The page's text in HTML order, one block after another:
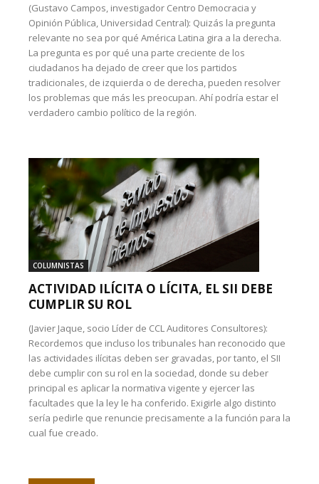
(Gustavo Campos, investigador Centro Democracia y
Opinión Pública, Universidad Central): Quizás la pregunta
relevante no sea por qué América Latina gira a la derecha.
La pregunta es por qué una parte creciente de los
ciudadanos ha dejado de creer que los partidos
tradicionales, de izquierda o de derecha, pueden resolver
los problemas que más les preocupan. Ahí podría estar el
verdadero cambio político de la región.
COLUMNISTAS
ACTIVIDAD ILÍCITA O LÍCITA, EL SII DEBE
CUMPLIR SU ROL
(Javier Jaque, socio Líder de CCL Auditores Consultores):
Recordemos que incluso los tribunales han reconocido que
las actividades ilícitas deben ser gravadas, por tanto, el SII
debe cumplir con su rol en la sociedad, donde su deber
principal es aplicar la normativa vigente y ejercer las
facultades que la ley le ha conferido. Exigirle algo distinto
sería pedirle que renuncie precisamente a la función para la
cual fue creado.